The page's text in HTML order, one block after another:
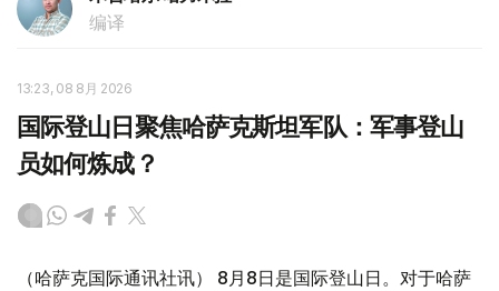
编译
13:23, 08 8月 2026
国际登山日聚焦哈萨克斯坦军队：军事登山
员如何炼成？
（哈萨克国际通讯社讯） 8月8日是国际登山日。对于哈萨